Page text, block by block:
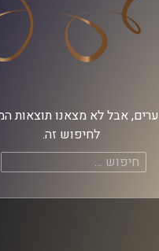
אבל לא מצאנו תוצאות
לחיפוש זה.
חיפוש: